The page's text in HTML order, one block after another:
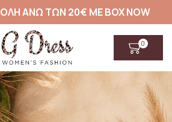
ΑΝΩ ΤΩΝ 20€ ΜΕ BOX NOW
0